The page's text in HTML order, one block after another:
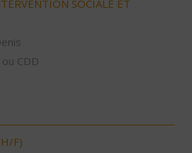
SOCIALE ET
CDD
F)